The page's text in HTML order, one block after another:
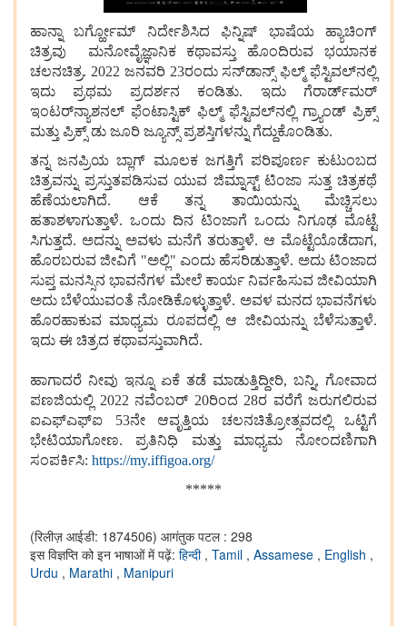
ಹಾನ್ನಾ ಬರ್ಗ್ಹೋಮ್ ನಿರ್ದೇಶಿಸಿದ ಫಿನ್ನಿಷ್ ಭಾಷೆಯ ಹ್ಯಾಚಿಂಗ್
ಚಿತ್ರವು ಮನೋವೈಜ್ಞಾನಿಕ ಕಥಾವಸ್ತು ಹೊಂದಿರುವ ಭಯಾನಕ
ಚಲನಚಿತ್ರ. 2022 ಜನವರಿ 23ರಂದು ಸನ್‌ಡಾನ್ಸ್ ಫಿಲ್ಮ್ ಫೆಸ್ಟಿವಲ್‌ನಲ್ಲಿ
ಇದು ಪ್ರಥಮ ಪ್ರದರ್ಶನ ಕಂಡಿತು. ಇದು ಗೆರಾರ್ಡ್‌ಮರ್
ಇಂಟರ್‌ನ್ಯಾಶನಲ್ ಫೆಂಟಾಸ್ಟಿಕ್ ಫಿಲ್ಮ್ ಫೆಸ್ಟಿವಲ್‌ನಲ್ಲಿ ಗ್ರ್ಯಾಂಡ್ ಪ್ರಿಕ್ಸ್
ಮತ್ತು ಪ್ರಿಕ್ಸ್ ಡು ಜೂರಿ ಜ್ಯೂನ್ಸ್ ಪ್ರಶಸ್ತಿಗಳನ್ನು ಗೆದ್ದುಕೊಂಡಿತು.
ತನ್ನ ಜನಪ್ರಿಯ ಬ್ಲಾಗ್‌ ಮೂಲಕ ಜಗತ್ತಿಗೆ ಪರಿಪೂರ್ಣ ಕುಟುಂಬದ
ಚಿತ್ರವನ್ನು ಪ್ರಸ್ತುತಪಡಿಸುವ ಯುವ ಜಿಮ್ನಾಸ್ಟ್ ಟಿಂಜಾ ಸುತ್ತ ಚಿತ್ರಕಥೆ
ಹೆಣೆಯಲಾಗಿದೆ. ಆಕೆ ತನ್ನ ತಾಯಿಯನ್ನು ಮೆಚ್ಚಿಸಲು
ಹತಾಶಳಾಗುತ್ತಾಳೆ. ಒಂದು ದಿನ ಟಿಂಜಾಗೆ ಒಂದು ನಿಗೂಢ ಮೊಟ್ಟೆ
ಸಿಗುತ್ತದೆ. ಅದನ್ನು ಅವಳು ಮನೆಗೆ ತರುತ್ತಾಳೆ. ಆ ಮೊಟ್ಟೆಯೊಡೆದಾಗ,
ಹೊರಬರುವ ಜೀವಿಗೆ "ಅಲ್ಲಿ" ಎಂದು ಹೆಸರಿಡುತ್ತಾಳೆ. ಅದು ಟಿಂಜಾದ
ಸುಪ್ತ ಮನಸ್ಸಿನ ಭಾವನೆಗಳ ಮೇಲೆ ಕಾರ್ಯ ನಿರ್ವಹಿಸುವ ಜೀವಿಯಾಗಿ
ಅದು ಬೆಳೆಯುವಂತೆ ನೋಡಿಕೊಳ್ಳುತ್ತಾಳೆ. ಅವಳ ಮನದ ಭಾವನೆಗಳು
ಹೊರಹಾಕುವ ಮಾಧ್ಯಮ ರೂಪದಲ್ಲಿ ಆ ಜೀವಿಯನ್ನು ಬೆಳೆಸುತ್ತಾಳೆ.
ಇದು ಈ ಚಿತ್ರದ ಕಥಾವಸ್ತುವಾಗಿದೆ.
ಹಾಗಾದರೆ ನೀವು ಇನ್ನೂ ಏಕೆ ತಡೆ ಮಾಡುತ್ತಿದ್ದೀರಿ, ಬನ್ನಿ, ಗೋವಾದ
ಪಣಜಿಯಲ್ಲಿ 2022 ನವೆಂಬರ್ 20ರಿಂದ 28ರ ವರೆಗೆ ಜರುಗಲಿರುವ
ಐಎಫ್ಎಫ್ಐ 53ನೇ ಆವೃತ್ತಿಯ ಚಲನಚಿತ್ರೋತ್ಸವದಲ್ಲಿ ಒಟ್ಟಿಗೆ
ಭೇಟಿಯಾಗೋಣ. ಪ್ರತಿನಿಧಿ ಮತ್ತು ಮಾಧ್ಯಮ ನೋಂದಣಿಗಾಗಿ
ಸಂಪರ್ಕಿಸಿ: https://my.iffigoa.org/
*****
(रिलीज़ आईडी: 1874506) आगंतुक पटल : 298
इस विज्ञप्ति को इन भाषाओं में पढ़ें: हिन्दी , Tamil , Assamese , English ,
Urdu , Marathi , Manipuri